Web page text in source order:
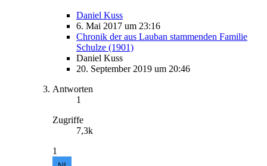
Daniel Kuss
6. Mai 2017 um 23:16
Chronik der aus Lauban stammenden Familie
Schulze (1901)
Daniel Kuss
20. September 2019 um 20:46
Antworten
1
Zugriffe
7,3k
1